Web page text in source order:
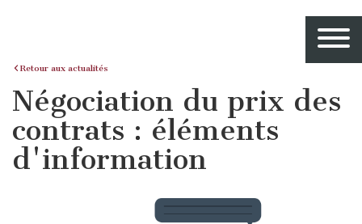
Retour aux actualités
Négociation du prix des
contrats : éléments
d'information